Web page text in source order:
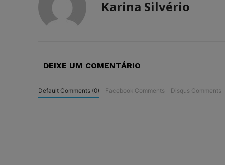
Karina Silvério
DEIXE UM COMENTÁRIO
Default Comments (0) Facebook Comments Disqus Comments